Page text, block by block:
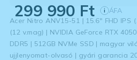
299 990 Ft i ÁFA
Acer Nitro ANV15-51 | 15.6″ FHD IPS
(12 v.mag) | NVIDIA GeForce RTX
DDR5 | 512GB NVMe SSD | magyar
ujjlenyomat-olvasó | gyári garancia